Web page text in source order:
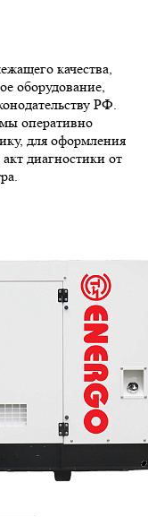
качества,
оборудование,
РФ.
оперативно
для оформления
диагностики от